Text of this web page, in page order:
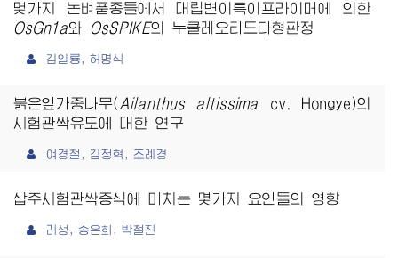
몇가지 논벼품종들에서 대립변이특이프라이머에 의한
OsGn1a와 OsSPIKE의 누클레오티드다형판정
김일룡, 허명식
붉은잎가중나무( Ailanthus altissima cv. Hongye)의
시험관싹유도에 대한 연구
여경철, 김정혁, 조례경
삽주시험관싹증식에 미치는 몇가지 요인들의 영향
리성, 송은희, 박철진